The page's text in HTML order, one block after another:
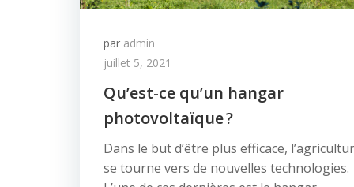
par admin
juillet 5, 2021
Qu’est-ce qu’un hangar
photovoltaïque ?
Dans le but d’être plus efficace,
se tourne vers de nouvelles technologies.